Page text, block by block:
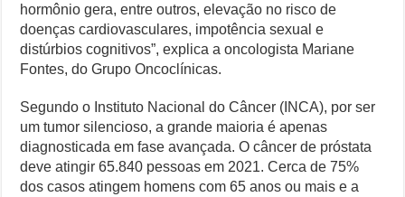
hormônio gera, entre outros, elevação no risco de
doenças cardiovasculares, impotência sexual e
distúrbios cognitivos”, explica a oncologista Mariane
Fontes, do Grupo Oncoclínicas.
Segundo o Instituto Nacional do Câncer (INCA), por ser
um tumor silencioso, a grande maioria é apenas
diagnosticada em fase avançada. O câncer de próstata
deve atingir 65.840 pessoas em 2021. Cerca de 75%
dos casos atingem homens com 65 anos ou mais e a